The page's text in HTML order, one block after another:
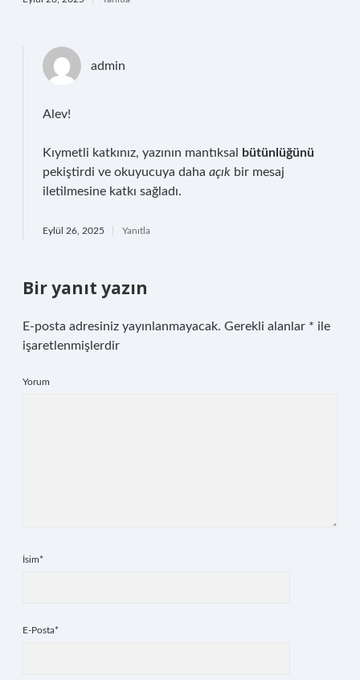
admin
Alev!
Kıymetli katkınız, yazının mantıksal
bütünlüğünü
pekiştirdi ve okuyucuya daha açık bir mesaj
iletilmesine katkı sağladı.
Eylül 26, 2025 Yanıtla
Bir yanıt yazın
E-posta adresiniz yayınlanmayacak. Gerekli alanlar * ile
işaretlenmişlerdir
Yorum
İsim*
E-Posta*